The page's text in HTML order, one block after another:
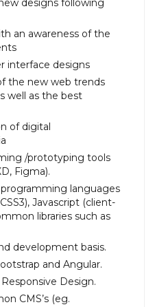
designs following
an awareness of the
interface designs
the new web trends
well as the best
of digital
/prototyping tools
Figma).
languages
Javascript (client-
libraries such as
development basis.
and Angular.
Design.
CMS’s (eg.